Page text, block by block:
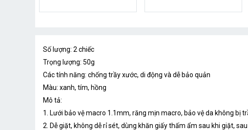
Số lượng: 2 chiếc
Trọng lượng: 50g
Các tính năng: chống trầy xước, di động và dễ bảo quản
Màu: xanh, tím, hồng
Mô tả:
1. Lưới bảo vệ macro 1.1mm, răng mịn macro, bảo vệ da không bị
2. Dễ giặt, không dễ rỉ sét, dùng khăn giấy thấm ẩm sau khi giặt,